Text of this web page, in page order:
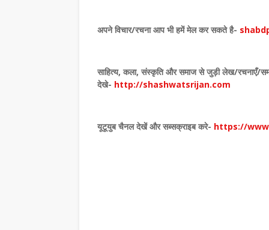
अपने विचार/रचना आप भी हमें मेल कर सकते है-
साहित्य, कला, संस्कृति और समाज से जुड़ी लेख/रचनाएँ/
देखे- http://shashwatsrijan.com
यूटूयुब चैनल देखें और सब्सक्राइब करे- https://
,